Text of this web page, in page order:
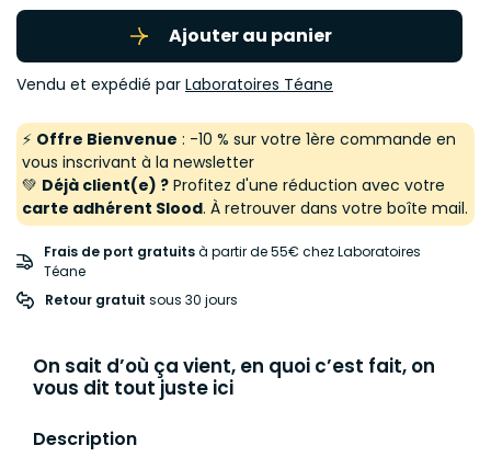
Ajouter au panier
Vendu et expédié par Laboratoires Téane
⚡ Offre Bienvenue : -10 % sur votre 1ère commande en
vous inscrivant à la newsletter
💚 Déjà client(e) ? Profitez d'une réduction avec votre
carte adhérent Slood. À retrouver dans votre boîte mail.
Frais de port gratuitsà partir de 55€ chez Laboratoires
Téane
Retour gratuit sous 30 jours
On sait d’où ça vient, en quoi c’est fait, on
vous dit tout juste ici
Description